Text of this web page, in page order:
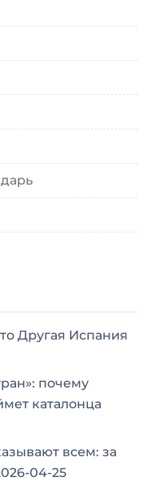
Другая Испания
почему
каталонца
всем: за
04-25